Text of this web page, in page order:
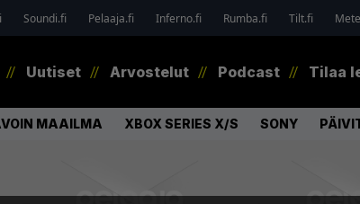
Soundi.fi Pelaaja.fi Inferno.fi Rumba.fi Tilt.fi
Uutiset Arvostelut Podcast Tilaa
MAAILMA XBOX SERIES X/S SONY